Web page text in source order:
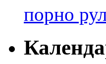
порно